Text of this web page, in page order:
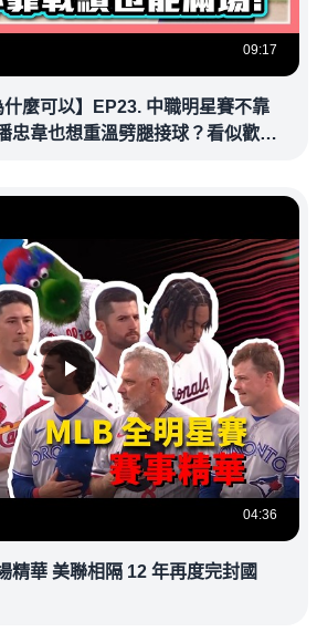
09:17
什麼可以】EP23. 中職明星賽不靠
忠韋也想重溫劈腿接球？看似歡樂
04:36
精華 美聯相隔 12 年再度完封國